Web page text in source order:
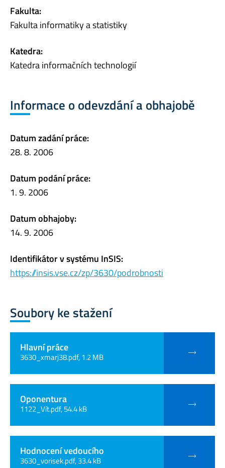
Fakulta:
Fakulta informatiky a statistiky
Katedra:
Katedra informačních technologií
Informace o odevzdání a obhajobě
Datum zadání práce:
28. 8. 2006
Datum podání práce:
1. 9. 2006
Datum obhajoby:
14. 9. 2006
Identifikátor v systému InSIS:
https://insis.vse.cz/zp/3630/podrobnosti
Soubory ke stažení
Hlavní práce
3630_xmarj38.pdf, 1.2 MB
Oponentura
1122_Vít.pdf, 54.4 kB
Hodnocení vedoucího
3630_vorisek.pdf, 33.4 kB